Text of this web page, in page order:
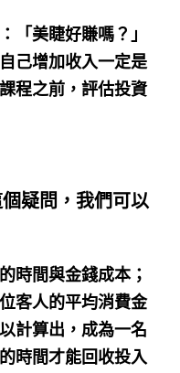
「美睫好賺嗎？」
己增加收入一定是
程之前，評估投資
疑問，我們可以
時間與金錢成本；
客人的平均消費金
計算出，成為一名
時間才能回收投入